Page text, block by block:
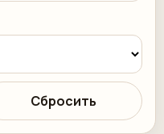
Сбросить